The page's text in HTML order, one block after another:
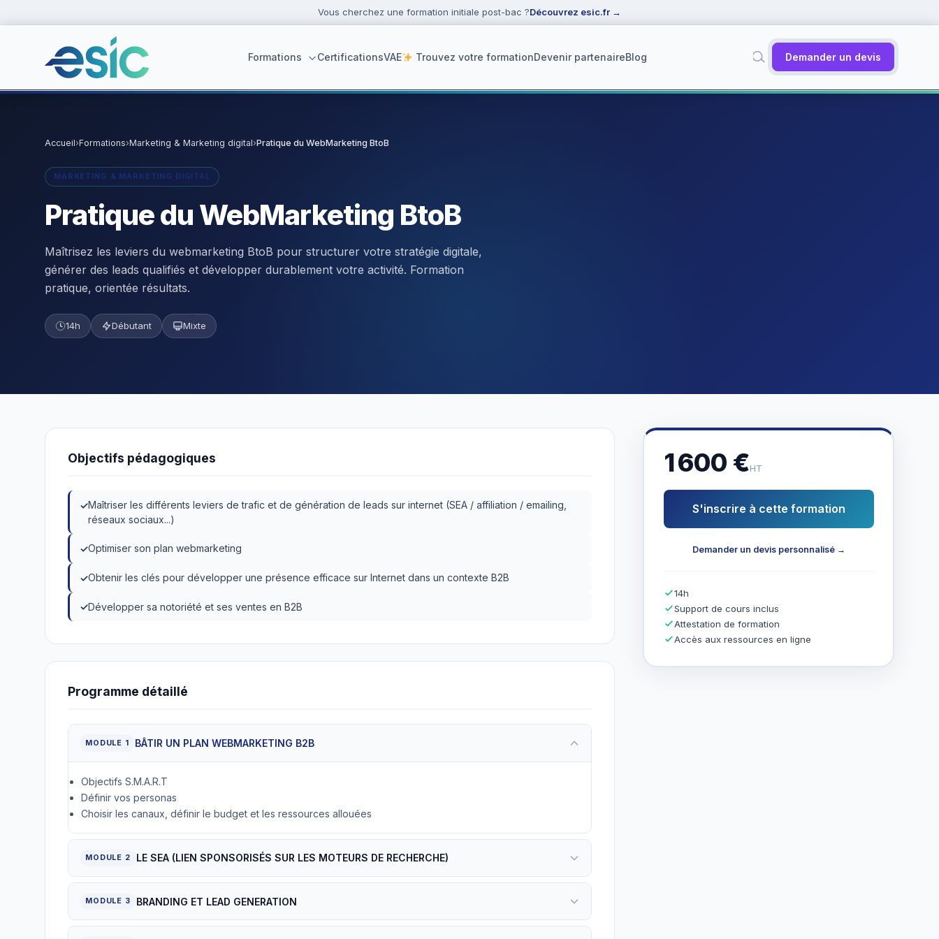
Vous cherchez une formation initiale post-bac ?Découvrez esic.fr →
Formations CertificationsVAE Trouvez votre formationDevenir partenaireBlog Demander un devis
Accueil›Formations›Marketing & Marketing digital›Pratique du WebMarketing BtoB
MARKETING & MARKETING DIGITAL
Pratique du WebMarketing BtoB
Maîtrisez les leviers du webmarketing BtoB pour structurer votre stratégie digitale,
générer des leads qualifiés et développer durablement votre activité. Formation
pratique, orientée résultats.
14h Débutant Mixte
Objectifs pédagogiques
Maîtriser les différents leviers de trafic et de génération de leads sur internet (SEA / affiliation / emailing,
réseaux sociaux...)
Optimiser son plan webmarketing
Obtenir les clés pour développer une présence efficace sur Internet dans un contexte B2B
Développer sa notoriété et ses ventes en B2B
Programme détaillé
MODULE 1 BÂTIR UN PLAN WEBMARKETING B2B
Objectifs S.M.A.R.T
Définir vos personas
Choisir les canaux, définir le budget et les ressources allouées
MODULE 2 LE SEA (LIEN SPONSORISÉS SUR LES MOTEURS DE RECHERCHE)
MODULE 3 BRANDING ET LEAD GENERATION
1 600 €HT
S'inscrire à cette formation
Demander un devis personnalisé →
14h
Support de cours inclus
Attestation de formation
Accès aux ressources en ligne